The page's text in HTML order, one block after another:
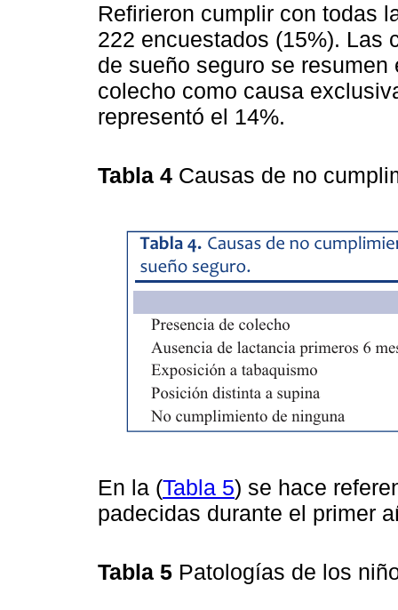
Refirieron cumplir con todas
222 encuestados (15%). Las
de sueño seguro se resumen
colecho como causa
representó el 14%.
Tabla 4 Causas de no
En la (Tabla 5) se hace
padecidas durante el primer
Tabla 5 Patologías de los